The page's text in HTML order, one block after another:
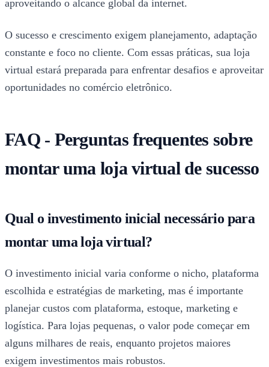
aproveitando o alcance global da internet.
O sucesso e crescimento exigem planejamento, adaptação
constante e foco no cliente. Com essas práticas, sua loja
virtual estará preparada para enfrentar desafios e aproveitar
oportunidades no comércio eletrônico.
FAQ - Perguntas frequentes sobre
montar uma loja virtual de sucesso
Qual o investimento inicial necessário para
montar uma loja virtual?
O investimento inicial varia conforme o nicho, plataforma
escolhida e estratégias de marketing, mas é importante
planejar custos com plataforma, estoque, marketing e
logística. Para lojas pequenas, o valor pode começar em
alguns milhares de reais, enquanto projetos maiores
exigem investimentos mais robustos.